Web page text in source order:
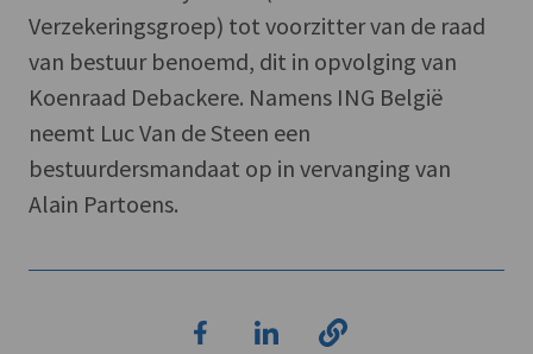
Verzekeringsgroep) tot voorzitter van de raad
van bestuur benoemd, dit in opvolging van
Koenraad Debackere. Namens ING België
neemt Luc Van de Steen een
bestuurdersmandaat op in vervanging van
Alain Partoens.